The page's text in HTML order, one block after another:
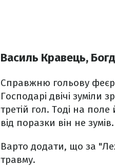
Василь Кравець,
Справжню гольову
Господарі двічі зуміли
третій гол. Тоді на
від поразки він не
Варто додати, що за
травму.